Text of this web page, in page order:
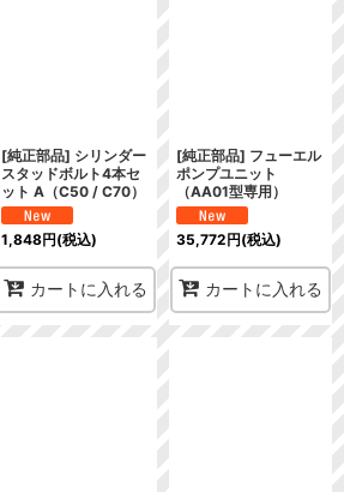
[純正部品] シリンダー
スタッドボルト4本セ
ット A（C50 / C70）
1,848円(税込)
カートに入れる
[純正部品] フューエル
ポンプユニット
（AA01型専用）
35,772円(税込)
カートに入れる